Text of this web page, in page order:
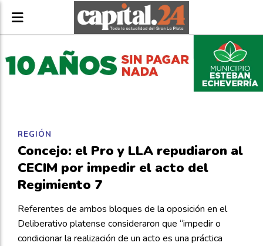
Concejo: el Pro y LLA repudiaron al
CECIM por impedir el acto del
Regimiento 7
Referentes de ambos bloques de la oposición en el
Deliberativo platense consideraron que “impedir o
condicionar la realización de un acto es una práctica
REGIÓN